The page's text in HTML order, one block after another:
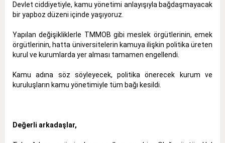
Devlet ciddiyetiyle, kamu yönetimi anlayışıyla bağdaşmayacak
bir yapboz düzeni içinde yaşıyoruz.
Yapılan değişikliklerle TMMOB gibi meslek örgütlerinin, emek
örgütlerinin, hatta üniversitelerin kamuya ilişkin politika üreten
kurul ve kurumlarda yer alması tamamen engellendi.
Kamu adına söz söyleyecek, politika önerecek kurum ve
kuruluşların kamu yönetimiyle tüm bağı kesildi.
Değerli arkadaşlar,